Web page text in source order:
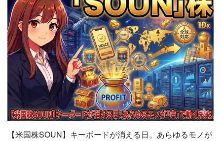
【米国株SOUN】キーボードが消える日。あらゆるモノが